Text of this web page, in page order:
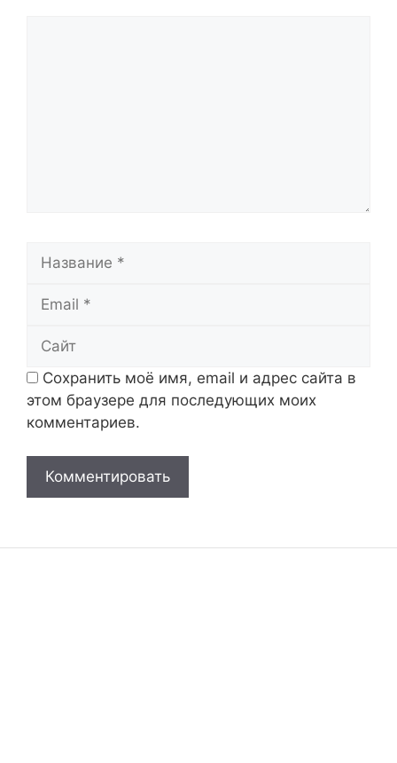
Сохранить моё имя, email и адрес сайта в
этом браузере для последующих моих
комментариев.